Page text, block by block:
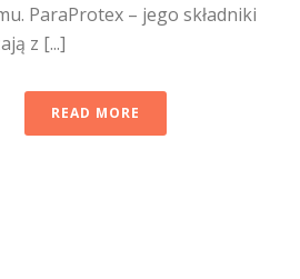
ParaProtex – jego składniki
z [...]
READ MORE